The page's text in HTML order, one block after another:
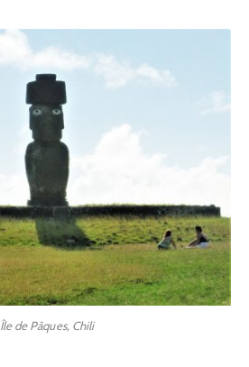
Île de Pâques, Chili